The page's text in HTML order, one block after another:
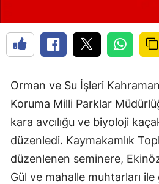
Orman ve Su İşleri
Koruma Milli Parklar
kara avcılığu ve biyoloji
düzenledi. Kaymakamlık
düzenlenen seminere,
Gül ve mahalle muhtarları